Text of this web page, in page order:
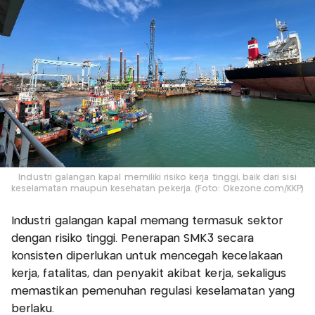
Industri galangan kapal memiliki risiko kerja tinggi, baik dari sisi
keselamatan maupun kesehatan pekerja. (Foto: Okezone.com/KKP)
Industri galangan kapal memang termasuk sektor
dengan risiko tinggi. Penerapan SMK3 secara
konsisten diperlukan untuk mencegah kecelakaan
kerja, fatalitas, dan penyakit akibat kerja, sekaligus
memastikan pemenuhan regulasi keselamatan yang
berlaku.